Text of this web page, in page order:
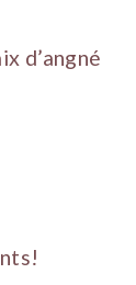
d’angné